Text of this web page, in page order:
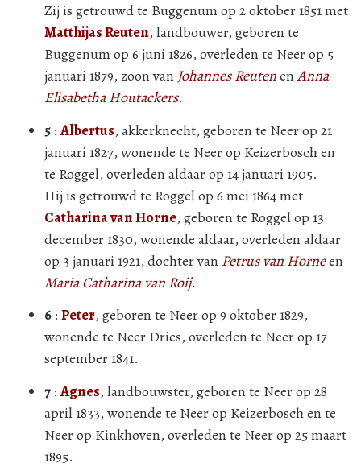
Zij is getrouwd te Buggenum op 2 oktober 1851 met
Matthijas Reuten, landbouwer, geboren te
Buggenum op 6 juni 1826, overleden te Neer op 5
januari 1879, zoon van Johannes ReutenenAnna
Elisabetha Houtackers.
5 :Albertus, akkerknecht, geboren te Neer op 21
januari 1827, wonende te Neer op Keizerbosch en
te Roggel, overleden aldaar op 14 januari 1905.
Hij is getrouwd te Roggel op 6 mei 1864 met
Catharina van Horne, geboren te Roggel op 13
december 1830, wonende aldaar, overleden aldaar
op 3 januari 1921, dochter van Petrus van Horneen
Maria Catharina van Roij.
6 : Peter, geboren te Neer op 9 oktober 1829,
wonende te Neer Dries, overleden te Neer op 17
september 1841.
7 :Agnes, landbouwster, geboren te Neer op 28
april 1833, wonende te Neer op Keizerbosch en te
Neer op Kinkhoven, overleden te Neer op 25 maart
1895.